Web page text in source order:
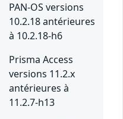
PAN-OS versions
10.2.18 antérieures
à 10.2.18-h6
Prisma Access
versions 11.2.x
antérieures à
11.2.7-h13